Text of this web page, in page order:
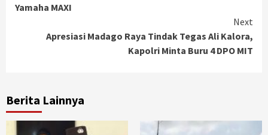
Yamaha MAXI
Next
Apresiasi Madago Raya Tindak Tegas Ali Kalora,
Kapolri Minta Buru 4 DPO MIT
Berita Lainnya